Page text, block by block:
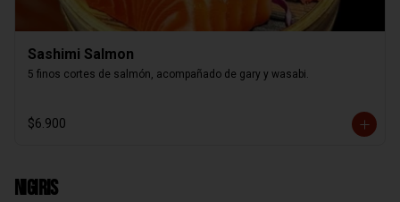
Sashimi Salmon
5 finos cortes de salmón, acompañado de gary y wasabi.
$6.900
Nigiris